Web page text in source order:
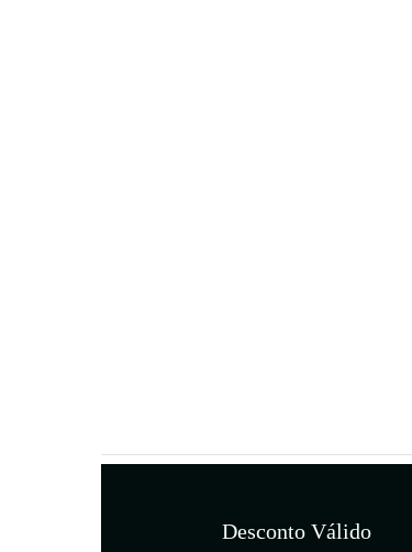
Desconto Válido